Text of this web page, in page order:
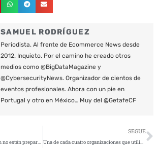
SAMUEL RODRÍGUEZ
Periodista. Al frente de Ecommerce News desde
2012. Inquieto. Por el camino he creado otros
medios como @BigDataMagazine y
@CybersecurityNews. Organizador de cientos de
eventos profesionales. Ahora con un pie en
Portugal y otro en México… Muy del @GetafeCF
El 97% de las empresas aún no están preparadas para los ciberataques Gen V
SEGUE
Una de cada cuatro organizaciones que utilizan la nube pública ha sido víctima de robo de datos